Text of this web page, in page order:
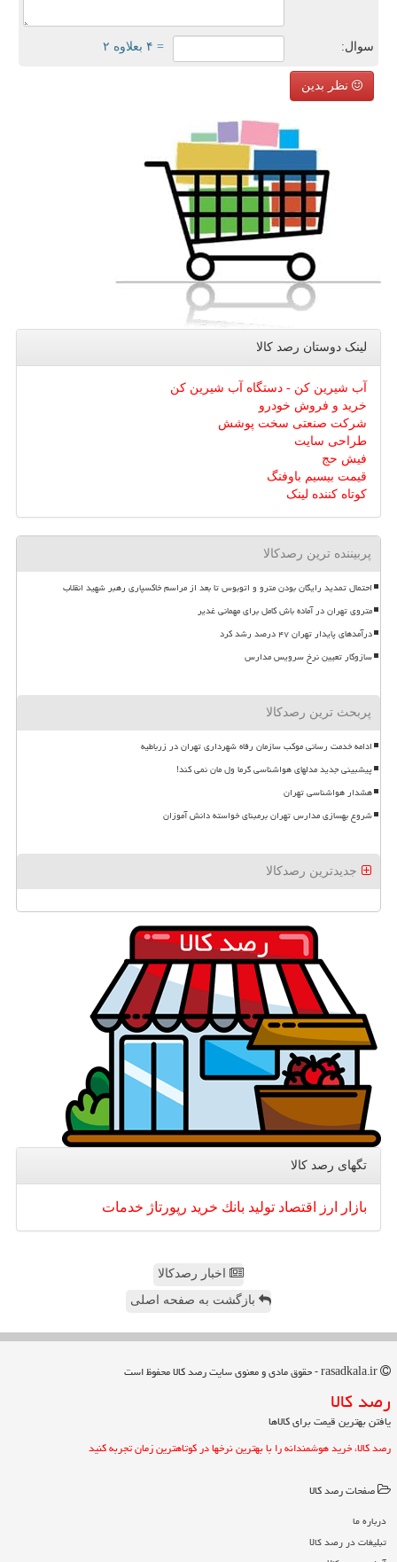
سوال: = ۴ بعلاوه ۲
نظر بدین
لینک دوستان رصد كالا
آب شیرین کن - دستگاه آب شیرین کن
خرید و فروش خودرو
شرکت صنعتی سخت پوشش
طراحی سایت
فیش حج
قیمت بیسیم باوفنگ
کوتاه کننده لینک
پربیننده ترین رصدکالا
احتمال تمدید رایگان بودن مترو و اتوبوس تا بعد از مراسم خاکسپاری رهبر شهید انقلاب
متروی تهران در آماده باش کامل برای مهمانی غدیر
درآمدهای پایدار تهران ۴۷ درصد رشد کرد
سازوکار تعیین نرخ سرویس مدارس
پربحث ترین رصدکالا
ادامه خدمت رسانی موکب سازمان رفاه شهرداری تهران در زرباطیه
پیشبینی جدید مدلهای هواشناسی گرما ول مان نمی کند!
هشدار هواشناسی تهران
شروع بهسازی مدارس تهران برمبنای خواسته دانش آموزان
جدیدترین رصدکالا
تگهای رصد كالا
بازار ارز اقتصاد تولید بانك خرید رپورتاژ خدمات
اخبار رصدکالا
بازگشت به صفحه اصلی
رصد كالا
یافتن بهترین قیمت برای کالاها
رصد کالا، خرید هوشمندانه را با بهترین نرخها در کوتاهترین زمان تجربه کنید
صفحات رصد كالا
درباره ما
تبلیغات در رصد كالا